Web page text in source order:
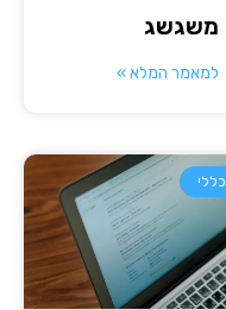
משגשג
למאמר המלא »
כללי